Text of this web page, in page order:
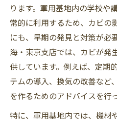
ります。軍用基地内の学校や
常的に利用するため、カビの
にも、早期の発見と対策が必
海・東京支店では、カビが発
供しています。例えば、定期
テムの導入、換気の改善など
を作るためのアドバイスを行
特に、軍用基地内では、機材